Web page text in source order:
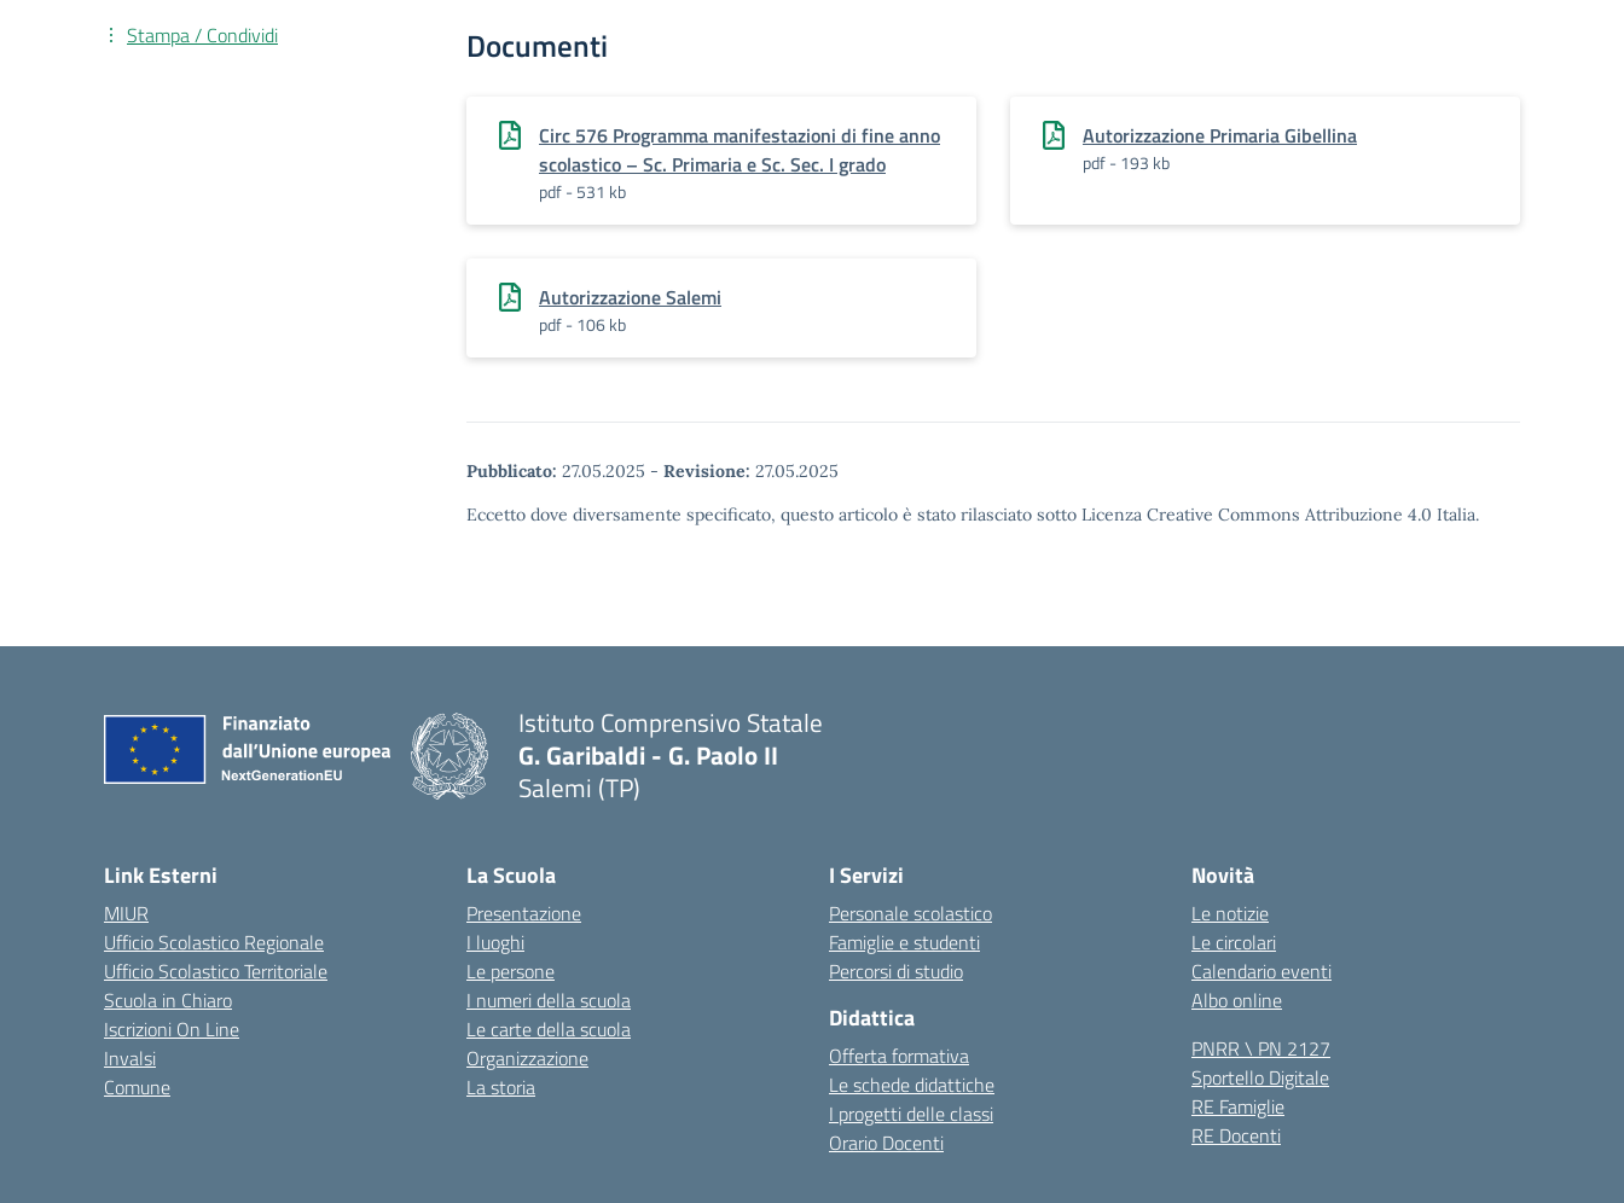
Documenti
Circ 576 Programma manifestazioni di fine anno
scolastico – Sc. Primaria e Sc. Sec. I grado
pdf - 531 kb
Autorizzazione Primaria Gibellina
pdf - 193 kb
Autorizzazione Salemi
pdf - 106 kb
Pubblicato: 27.05.2025 - Revisione: 27.05.2025
Eccetto dove diversamente specificato, questo articolo è stato rilasciato sotto Licenza Creative Commons Attribuzione 4.0 Italia.
Stampa / Condividi
Istituto Comprensivo Statale
G. Garibaldi - G. Paolo II
Salemi (TP)
Link Esterni
MIUR
Ufficio Scolastico Regionale
Ufficio Scolastico Territoriale
Scuola in Chiaro
Iscrizioni On Line
Invalsi
Comune
La Scuola
Presentazione
I luoghi
Le persone
I numeri della scuola
Le carte della scuola
Organizzazione
La storia
I Servizi
Personale scolastico
Famiglie e studenti
Percorsi di studio
Didattica
Offerta formativa
Le schede didattiche
I progetti delle classi
Orario Docenti
Novità
Le notizie
Le circolari
Calendario eventi
Albo online
PNRR \ PN 2127
Sportello Digitale
RE Famiglie
RE Docenti